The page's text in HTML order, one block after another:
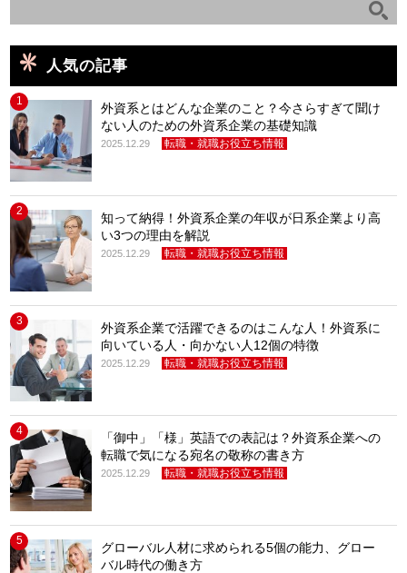
人気の記事
1
外資系とはどんな企業のこと？今さらすぎて聞け
ない人のための外資系企業の基礎知識
2025.12.29 転職・就職お役立ち情報
2
知って納得！外資系企業の年収が日系企業より高
い3つの理由を解説
2025.12.29 転職・就職お役立ち情報
3
外資系企業で活躍できるのはこんな人！外資系に
向いている人・向かない人12個の特徴
2025.12.29 転職・就職お役立ち情報
4
「御中」「様」英語での表記は？外資系企業への
転職で気になる宛名の敬称の書き方
2025.12.29 転職・就職お役立ち情報
5
グローバル人材に求められる5個の能力、グロー
バル時代の働き方